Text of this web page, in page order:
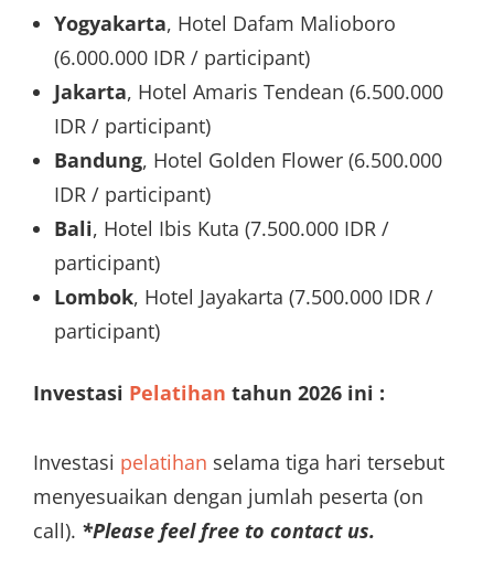
Yogyakarta, Hotel Dafam Malioboro
(6.000.000 IDR / participant)
Jakarta, Hotel Amaris Tendean (6.500.000
IDR / participant)
Bandung, Hotel Golden Flower (6.500.000
IDR / participant)
Bali, Hotel Ibis Kuta (7.500.000 IDR /
participant)
Lombok, Hotel Jayakarta (7.500.000 IDR /
participant)
Investasi Pelatihan tahun 2026 ini :
Investasi pelatihan selama tiga hari tersebut
menyesuaikan dengan jumlah peserta (on
call). *Please feel free to contact us.